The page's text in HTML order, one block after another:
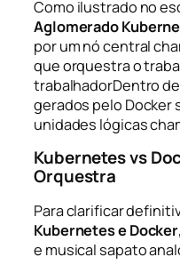
Como ilustrado no
Aglomerado
por um nó central
que orquestra o
trabalhadorDentro
gerados pelo Docker
unidades lógicas
Kubernetes vs
Orquestra
Para clarificar
Kubernetes e Docker
e musical sapato